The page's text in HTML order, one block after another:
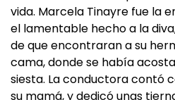
vida. Marcela Tinayre fue la
el lamentable hecho a la
de que encontraran a su
cama, donde se había
siesta. La conductora contó
su mamá, y dedicó unas